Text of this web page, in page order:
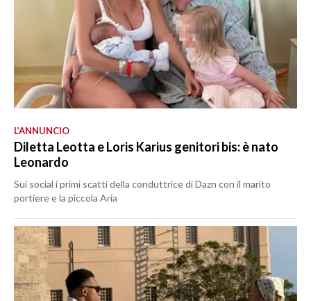
L’ANNUNCIO
Diletta Leotta e Loris Karius genitori bis: è nato
Leonardo
Sui social i primi scatti della conduttrice di Dazn con il marito
portiere e la piccola Aria